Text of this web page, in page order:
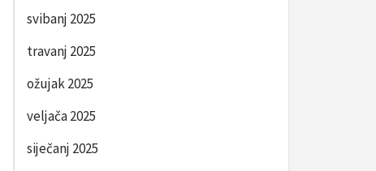
svibanj 2025
travanj 2025
ožujak 2025
veljača 2025
siječanj 2025